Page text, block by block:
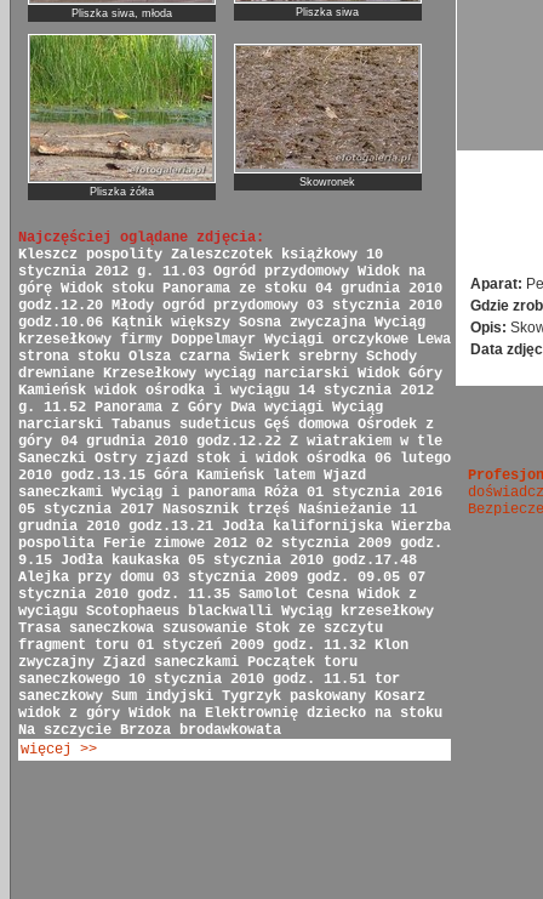
Pliszka siwa, młoda Pliszka siwa
Pliszka żółta
Skowronek
Najczęściej oglądane zdjęcia:
Kleszcz pospolity Zaleszczotek książkowy 10
stycznia 2012 g. 11.03 Ogród przydomowy Widok na
górę Widok stoku Panorama ze stoku 04 grudnia 2010
godz.12.20 Młody ogród przydomowy 03 stycznia 2010
godz.10.06 Kątnik większy Sosna zwyczajna Wyciąg
krzesełkowy firmy Doppelmayr Wyciągi orczykowe Lewa
strona stoku Olsza czarna Świerk srebrny Schody
drewniane Krzesełkowy wyciąg narciarski Widok Góry
Kamieńsk widok ośrodka i wyciągu 14 stycznia 2012
g. 11.52 Panorama z Góry Dwa wyciągi Wyciąg
narciarski Tabanus sudeticus Gęś domowa Ośrodek z
góry 04 grudnia 2010 godz.12.22 Z wiatrakiem w tle
Saneczki Ostry zjazd stok i widok ośrodka 06 lutego
2010 godz.13.15 Góra Kamieńsk latem Wjazd
saneczkami Wyciąg i panorama Róża 01 stycznia 2016
05 stycznia 2017 Nasosznik trzęś Naśnieżanie 11
grudnia 2010 godz.13.21 Jodła kalifornijska Wierzba
pospolita Ferie zimowe 2012 02 stycznia 2009 godz.
9.15 Jodła kaukaska 05 stycznia 2010 godz.17.48
Alejka przy domu 03 stycznia 2009 godz. 09.05 07
stycznia 2010 godz. 11.35 Samolot Cesna Widok z
wyciągu Scotophaeus blackwalli Wyciąg krzesełkowy
Trasa saneczkowa szusowanie Stok ze szczytu
fragment toru 01 styczeń 2009 godz. 11.32 Klon
zwyczajny Zjazd saneczkami Początek toru
saneczkowego 10 stycznia 2010 godz. 11.51 tor
saneczkowy Sum indyjski Tygrzyk paskowany Kosarz
widok z góry Widok na Elektrownię dziecko na stoku
Na szczycie Brzoza brodawkowata
więcej >>
Aparat:
Gdzie
Opis:
Data